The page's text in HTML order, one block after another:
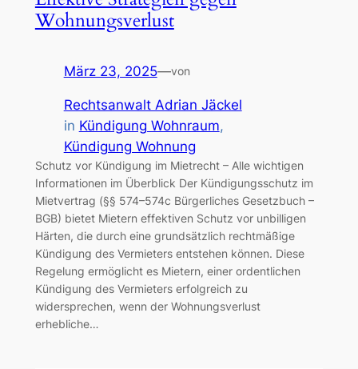
Wohnungsverlust
März 23, 2025—von
Rechtsanwalt Adrian Jäckel
in Kündigung Wohnraum
Kündigung Wohnung
Schutz vor Kündigung im Mietrecht – Alle wichtigen
Informationen im Überblick Der Kündigungsschutz im
Mietvertrag (§§ 574–574c Bürgerliches Gesetzbuch –
BGB) bietet Mietern effektiven Schutz vor unbilligen
Härten, die durch eine grundsätzlich rechtmäßige
Kündigung des Vermieters entstehen können. Diese
Regelung ermöglicht es Mietern, einer ordentlichen
Kündigung des Vermieters erfolgreich zu
widersprechen, wenn der Wohnungsverlust
erhebliche…